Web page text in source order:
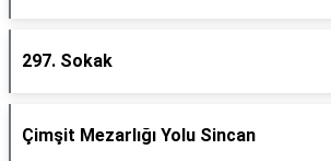
297. Sokak
Çimşit Mezarlığı Yolu Sincan